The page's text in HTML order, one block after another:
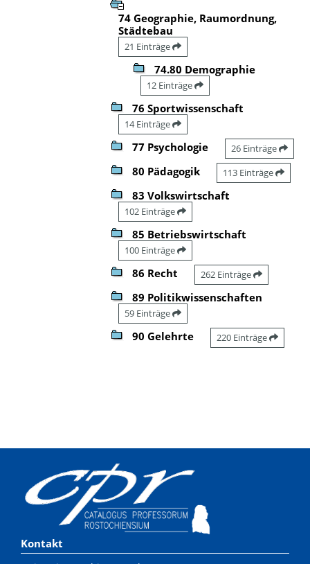
74 Geographie, Raumordnung,
Städtebau
21 Einträge
74.80 Demographie
12 Einträge
76 Sportwissenschaft
14 Einträge
77 Psychologie 26 Einträge
80 Pädagogik 113 Einträge
83 Volkswirtschaft
102 Einträge
85 Betriebswirtschaft
100 Einträge
86 Recht 262 Einträge
89 Politikwissenschaften
59 Einträge
90 Gelehrte 220 Einträge
Kontakt